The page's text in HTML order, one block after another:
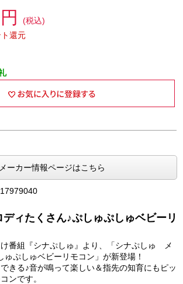
(税込)
還元
メーカー情報ページはこちら
ィたくさん♪ぷしゅぷしゅベビーリ
番組『シナぷしゅ』より、「シナぷしゅ メ
ゅぷしゅベビーリモコン」が新登場！
きる♪音が鳴って楽しい＆指先の知育にもピッ
ンです。